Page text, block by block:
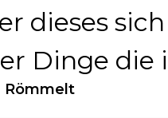
dieses
Dinge die
Römmelt